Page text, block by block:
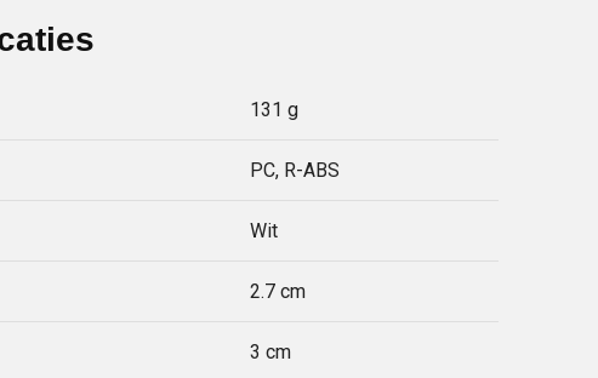
131 g
PC, R-ABS
Wit
2.7 cm
3 cm